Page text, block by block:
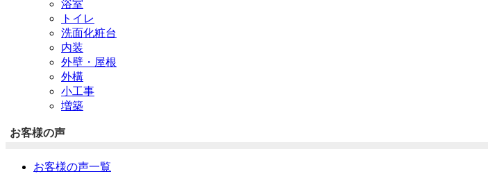
浴室
トイレ
洗面化粧台
内装
外壁・屋根
外構
小工事
増築
お客様の声
お客様の声一覧